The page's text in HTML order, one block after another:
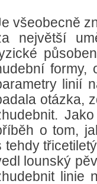
všeobecně
největší
formy,
linií
otázka,
o tom,
tehdy
lounský
linie